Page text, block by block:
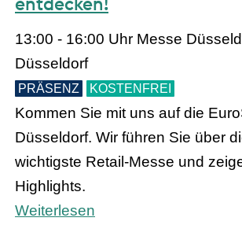
13:00 - 16:00 Uhr Messe
Düsseldorf
PRÄSENZ KOSTENFREI
Kommen Sie mit uns auf die
Düsseldorf. Wir führen Sie über
wichtigste Retail-Messe und
Highlights.
Weiterlesen